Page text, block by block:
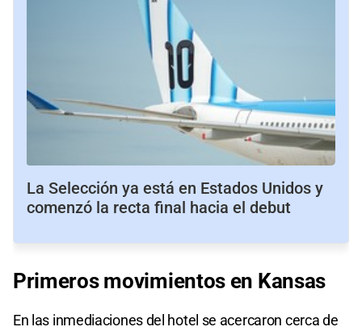
La Selección ya está en Estados Unidos y
comenzó la recta final hacia el debut
Primeros movimientos en Kansas
En las inmediaciones del hotel se acercaron cerca de